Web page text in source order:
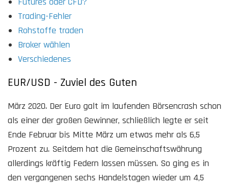
Trading-Fehler
Rohstoffe traden
Broker wählen
Verschiedenes
EUR/USD - Zuviel des Guten
März 2020. Der Euro galt im laufenden Börsencrash schon
als einer der großen Gewinner, schließlich legte er seit
Ende Februar bis Mitte März um etwas mehr als 6,5
Prozent zu. Seitdem hat die Gemeinschaftswährung
allerdings kräftig Federn lassen müssen. So ging es in
den vergangenen sechs Handelstagen wieder um 4,5